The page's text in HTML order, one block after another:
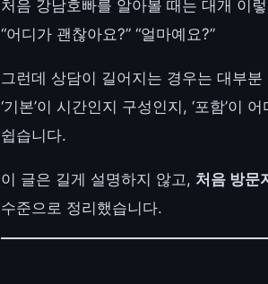
처음 강남호빠를 알아볼 때는 대개 이
“어디가 괜찮아요?” “얼마예요?”
그런데 상담이 길어지는 경우는 대부
‘기본’이 시간인지 구성인지, ‘포함’이
쉽습니다.
이 글은 길게 설명하지 않고, 처음 방문
수준으로 정리했습니다.